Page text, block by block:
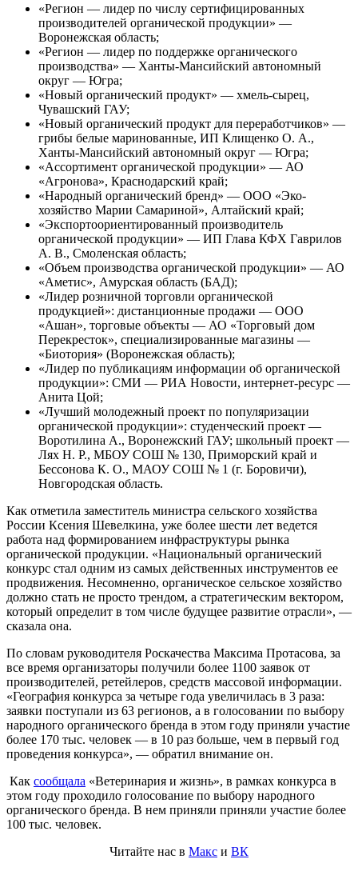
«Регион — лидер по числу сертифицированных
производителей органической продукции» —
Воронежская область;
«Регион — лидер по поддержке органического
производства» — Ханты-Мансийский автономный
округ — Югра;
«Новый органический продукт» — хмель-сырец,
Чувашский ГАУ;
«Новый органический продукт для переработчиков» —
грибы белые маринованные, ИП Клищенко О. А.,
Ханты-Мансийский автономный округ — Югра;
«Ассортимент органической продукции» — АО
«Агронова», Краснодарский край;
«Народный органический бренд» — ООО «Эко-
хозяйство Марии Самариной», Алтайский край;
«Экспортоориентированный производитель
органической продукции» — ИП Глава КФХ Гаврилов
А. В., Смоленская область;
«Объем производства органической продукции» — АО
«Аметис», Амурская область (БАД);
«Лидер розничной торговли органической
продукцией»: дистанционные продажи — ООО
«Ашан», торговые объекты — АО «Торговый дом
Перекресток», специализированные магазины —
«Биотория» (Воронежская область);
«Лидер по публикациям информации об органической
продукции»: СМИ — РИА Новости, интернет-ресурс —
Анита Цой;
«Лучший молодежный проект по популяризации
органической продукции»: студенческий проект —
Воротилина А., Воронежский ГАУ; школьный проект —
Лях Н. Р., МБОУ СОШ № 130, Приморский край и
Бессонова К. О., МАОУ СОШ № 1 (г. Боровичи),
Новгородская область.
Как отметила заместитель министра сельского хозяйства
России Ксения Шевелкина, уже более шести лет ведется
работа над формированием инфраструктуры рынка
органической продукции. «Национальный органический
конкурс стал одним из самых действенных инструментов ее
продвижения. Несомненно, органическое сельское хозяйство
должно стать не просто трендом, а стратегическим вектором,
который определит в том числе будущее развитие отрасли», —
сказала она.
По словам руководителя Роскачества Максима Протасова, за
все время организаторы получили более 1100 заявок от
производителей, ретейлеров, средств массовой информации.
«География конкурса за четыре года увеличилась в 3 раза:
заявки поступали из 63 регионов, а в голосовании по выбору
народного органического бренда в этом году приняли участие
более 170 тыс. человек — в 10 раз больше, чем в первый год
проведения конкурса», — обратил внимание он.
Как сообщала «Ветеринария и жизнь», в рамках конкурса в
этом году проходило голосование по выбору народного
органического бренда. В нем приняли приняли участие более
100 тыс. человек.
Читайте нас в Макс и ВК